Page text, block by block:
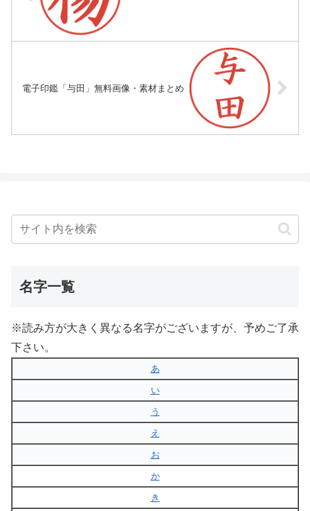
電子印鑑「与田」無料画像・素材まとめ
名字一覧
※読み方が大きく異なる名字がございますが、予めご了承
下さい。
あ
い
う
え
お
か
き